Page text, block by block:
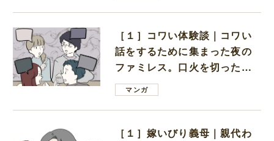
［１］コワい体験談｜コワい
話をするために集まった夜の
ファミレス。口火を切ったの
は電車好きの男の子ママ
マンガ
［１］嫁いびり義母｜親代わ